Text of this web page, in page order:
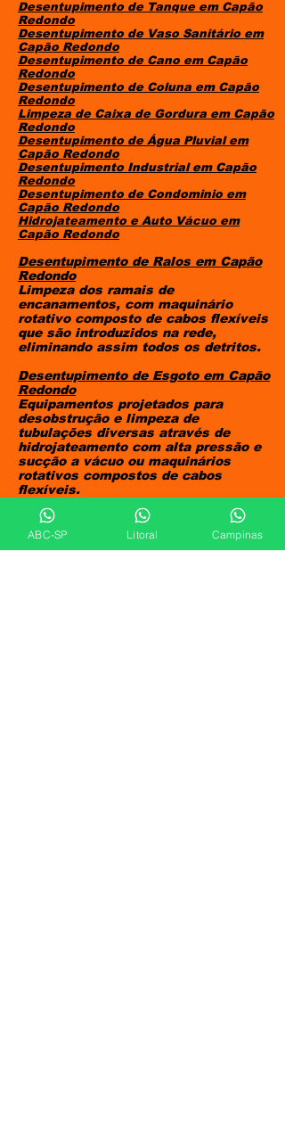
Desentupimento de Tanque em Capão
Redondo
Desentupimento de Vaso Sanitário em
Capão Redondo
Desentupimento de Cano em Capão
Redondo
Desentupimento de Coluna em Capão
Redondo
Limpeza de Caixa de Gordura em Capão
Redondo
Desentupimento de Água Pluvial em
Capão Redondo
Desentupimento Industrial em Capão
Redondo
Desentupimento de Condominio em
Capão Redondo
Hidrojateamento e Auto Vácuo em
Capão Redondo
Desentupimento de Ralos em Capão
Redondo
Limpeza dos ramais de
encanamentos, com maquinário
rotativo composto de cabos flexíveis
que são introduzidos na rede,
eliminando assim todos os detritos.
Desentupimento de Esgoto em Capão
Redondo
Equipamentos projetados para
desobstrução e limpeza de
tubulações diversas através de
hidrojateamento com alta pressão e
sucção a vácuo ou maquinários
rotativos compostos de cabos
flexíveis.
Desentupimento de Pias e Tanques
em Capão Redondo
ABC-SP Litoral Campinas